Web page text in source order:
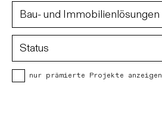
Bau- und Immobilienlösungen
Status
nur prämierte Projekte anzeigen